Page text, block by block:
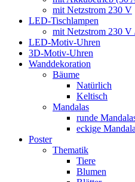
mit Netzstrom 230 V
LED-Tischlampen
mit Netzstrom 230 V
LED-Motiv-Uhren
3D-Motiv-Uhren
Wanddekoration
Bäume
Natürlich
Keltisch
Mandalas
runde
eckige
Poster
Thematik
Tiere
Blumen